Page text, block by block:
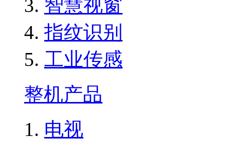
智慧视窗
指纹识别
工业传感
整机产品
电视